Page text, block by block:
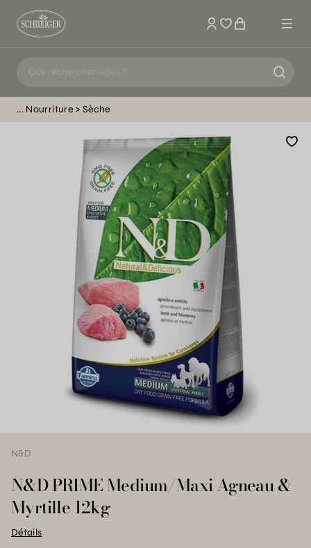
Mon compte
Nourriture Sèche
N&D
N&D PRIME Medium/Maxi Agneau &
Myrtille 12kg
Détails